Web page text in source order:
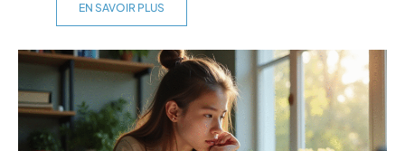
EN SAVOIR PLUS